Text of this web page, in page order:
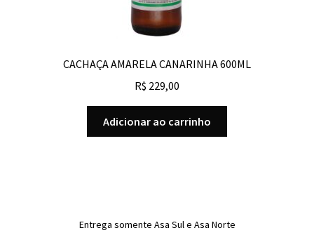
CACHAÇA AMARELA CANARINHA 600ML
R$ 229,00
Adicionar ao carrinho
Entrega somente Asa Sul e Asa Norte